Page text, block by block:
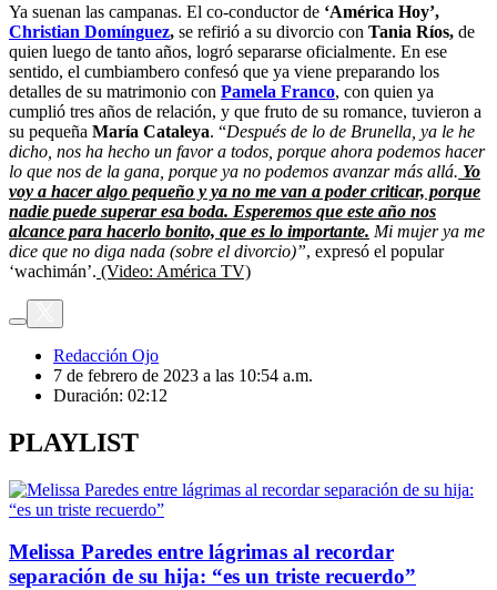
Ya suenan las campanas. El co-conductor de ‘América Hoy’,
Christian Domínguez, se refirió a su divorcio con Tania Ríos, de
quien luego de tanto años, logró separarse oficialmente. En ese
sentido, el cumbiambero confesó que ya viene preparando los
detalles de su matrimonio con Pamela Franco, con quien ya
cumplió tres años de relación, y que fruto de su romance, tuvieron a
su pequeña María Cataleya. “Después de lo de Brunella, ya le he
dicho, nos ha hecho un favor a todos, porque ahora podemos hacer
lo que nos de la gana, porque ya no podemos avanzar más allá. Yo
voy a hacer algo pequeño y ya no me van a poder criticar, porque
nadie puede superar esa boda. Esperemos que este año nos
alcance para hacerlo bonito, que es lo importante. Mi mujer ya me
dice que no diga nada (sobre el divorcio)”, expresó el popular
‘wachimán’. (Video: América TV)
Redacción Ojo
7 de febrero de 2023 a las 10:54 a.m.
Duración: 02:12
PLAYLIST
Melissa Paredes entre lágrimas al recordar
separación de su hija: “es un triste recuerdo”